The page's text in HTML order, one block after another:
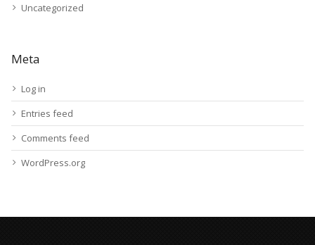
Uncategorized
Meta
Log in
Entries feed
Comments feed
WordPress.org